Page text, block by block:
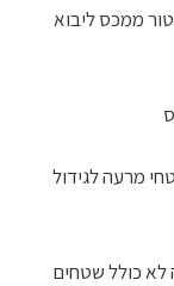
ממכס ליבוא
מרעה לגידול
זה לא כולל שטחים